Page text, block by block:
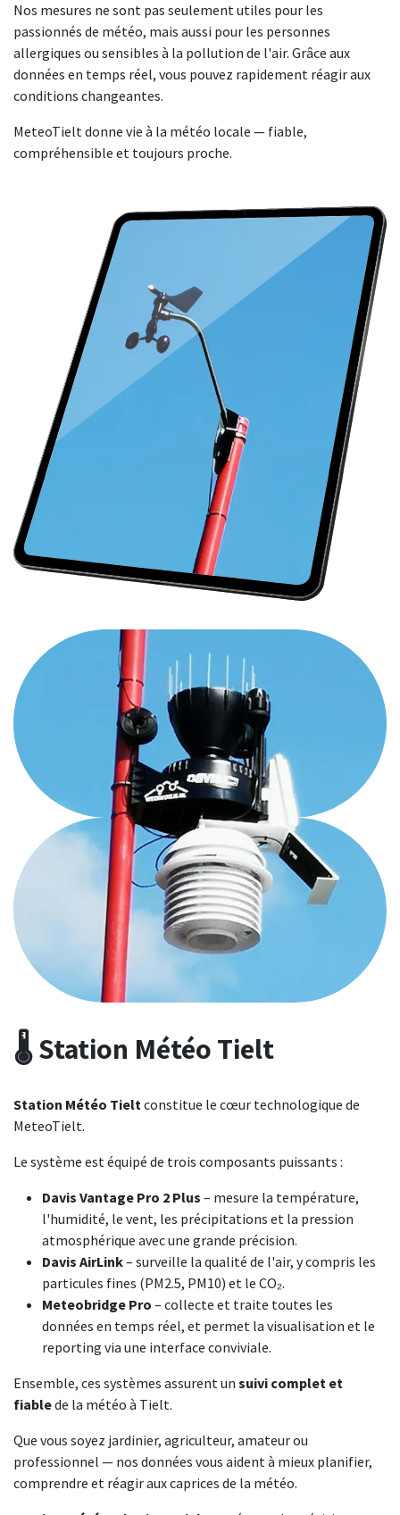
Nos mesures ne sont pas seulement utiles pour les
passionnés de météo, mais aussi pour les personnes
allergiques ou sensibles à la pollution de l'air. Grâce aux
données en temps réel, vous pouvez rapidement réagir aux
conditions changeantes.
MeteoTielt donne vie à la météo locale — fiable,
compréhensible et toujours proche.
🌡️ Station Météo Tielt
Station Météo Tielt constitue le cœur technologique de
MeteoTielt.
Le système est équipé de trois composants puissants :
Davis Vantage Pro 2 Plus – mesure la température,
l'humidité, le vent, les précipitations et la pression
atmosphérique avec une grande précision.
Davis AirLink– surveille la qualité de l'air, y compris les
particules fines (PM2.5, PM10) et le CO₂.
Meteobridge Pro – collecte et traite toutes les
données en temps réel, et permet la visualisation et le
reporting via une interface conviviale.
Ensemble, ces systèmes assurent un suivi complet et
fiablede la météo à Tielt.
Que vous soyez jardinier, agriculteur, amateur ou
professionnel — nos données vous aident à mieux planifier,
comprendre et réagir aux caprices de la météo.